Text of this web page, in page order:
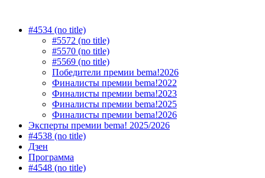
#4534 (no title)
#5572 (no title)
#5570 (no title)
#5569 (no title)
Победители премии bema!2026
Финалисты премии bema!2022
Финалисты премии bema!2023
Финалисты премии bema!2025
Финалисты премии bema!2026
Эксперты премии bema! 2025/2026
#4538 (no title)
Дзен
Программа
#4548 (no title)